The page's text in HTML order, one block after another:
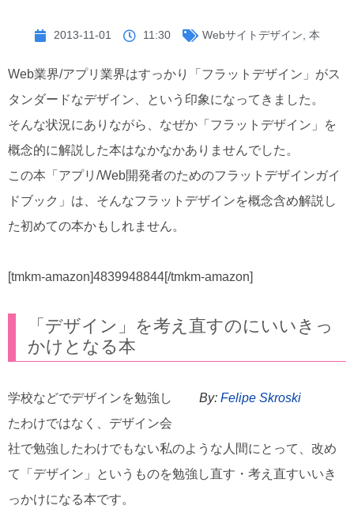
2013-11-01 11:30 Webサイトデザイン, 本
Web業界/アプリ業界はすっかり「フラットデザイン」がス
タンダードなデザイン、という印象になってきました。
そんな状況にありながら、なぜか「フラットデザイン」を
概念的に解説した本はなかなかありませんでした。
この本「アプリ/Web開発者のためのフラットデザインガイ
ドブック」は、そんなフラットデザインを概念含め解説し
た初めての本かもしれません。
[tmkm-amazon]4839948844[/tmkm-amazon]
「デザイン」を考え直すのにいいきっ
かけとなる本
By: Felipe Skroski
学校などでデザインを勉強し
たわけではなく、デザイン会
社で勉強したわけでもない私のような人間にとって、改め
て「デザイン」というものを勉強し直す・考え直すいいき
っかけになる本です。